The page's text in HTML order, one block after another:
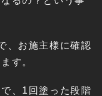
、お施主様に確認
す。
、1回塗った段階